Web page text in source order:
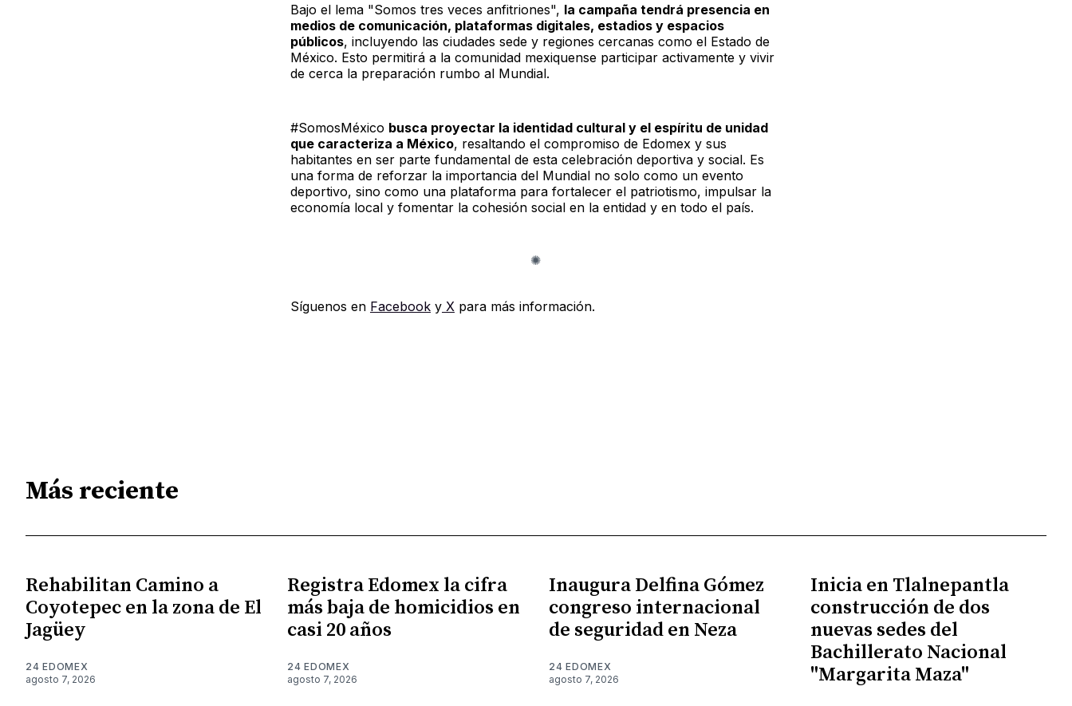
Bajo el lema "Somos tres veces anfitriones", la campaña tendrá presencia en
medios de comunicación, plataformas digitales, estadios y espacios
públicos, incluyendo las ciudades sede y regiones cercanas como el Estado de
México. Esto permitirá a la comunidad mexiquense participar activamente y vivir
de cerca la preparación rumbo al Mundial.
#SomosMéxico busca proyectar la identidad cultural y el espíritu de unidad
que caracteriza a México, resaltando el compromiso de Edomex y sus
habitantes en ser parte fundamental de esta celebración deportiva y social. Es
una forma de reforzar la importancia del Mundial no solo como un evento
deportivo, sino como una plataforma para fortalecer el patriotismo, impulsar la
economía local y fomentar la cohesión social en la entidad y en todo el país.
Síguenos en FacebookyX para más información.
Más reciente
Rehabilitan Camino a
Coyotepec en la zona de El
Jagüey
24 EDOMEX
agosto 7, 2026
Registra Edomex la cifra
más baja de homicidios en
casi 20 años
24 EDOMEX
agosto 7, 2026
Inaugura Delfina Gómez
congreso internacional
de seguridad en Neza
24 EDOMEX
agosto 7, 2026
Inicia en Tlalnepantla
construcción de dos
nuevas sedes del
Bachillerato Nacional
"Margarita Maza"